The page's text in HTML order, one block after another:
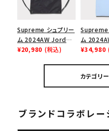
Supreme シュプリー
ム 2024AW Jordan
Drawstring Bag ジ
¥20,980 (税込)
Supreme
ム
Hysteric
プTシャツ パウダー
ルー
¥34,980
カテゴリ
ブランドコラボレ